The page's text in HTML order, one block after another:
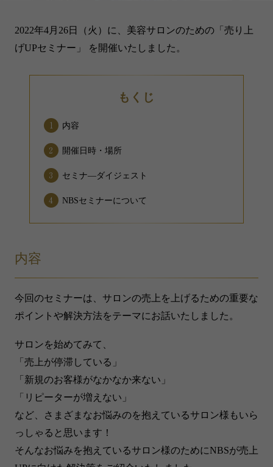
2022年4月26日（火）に、美容サロンのための「売り上
げUPセミナー」 を開催いたしました。
もくじ
内容
開催日時・場所
セミナ―ダイジェスト
NBSセミナーについて
内容
今回のセミナーは、サロンの売上を上げるための重要な
ポイントや解決方法をテーマにお話いたしました。
サロンを始めてみて、
「売上が停滞している」
「新規のお客様がなかなか来ない」
「リピーターが増えない」
など、さまざまなお悩みのを抱えているサロン様もいら
っしゃると思います！
そんなお悩みを抱えているサロン様のためにNBSが売上